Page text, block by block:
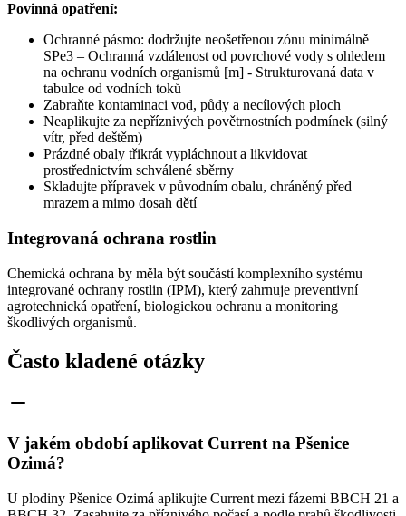
Povinná opatření:
Ochranné pásmo: dodržujte neošetřenou zónu minimálně
SPe3 – Ochranná vzdálenost od povrchové vody s ohledem
na ochranu vodních organismů [m] - Strukturovaná data v
tabulce od vodních toků
Zabraňte kontaminaci vod, půdy a necílových ploch
Neaplikujte za nepříznivých povětrnostních podmínek (silný
vítr, před deštěm)
Prázdné obaly třikrát vypláchnout a likvidovat
prostřednictvím schválené sběrny
Skladujte přípravek v původním obalu, chráněný před
mrazem a mimo dosah dětí
Integrovaná ochrana rostlin
Chemická ochrana by měla být součástí komplexního systému
integrované ochrany rostlin (IPM), který zahrnuje preventivní
agrotechnická opatření, biologickou ochranu a monitoring
škodlivých organismů.
Často kladené otázky
V jakém období aplikovat Current na Pšenice
Ozimá?
U plodiny Pšenice Ozimá aplikujte Current mezi fázemi BBCH 21 a